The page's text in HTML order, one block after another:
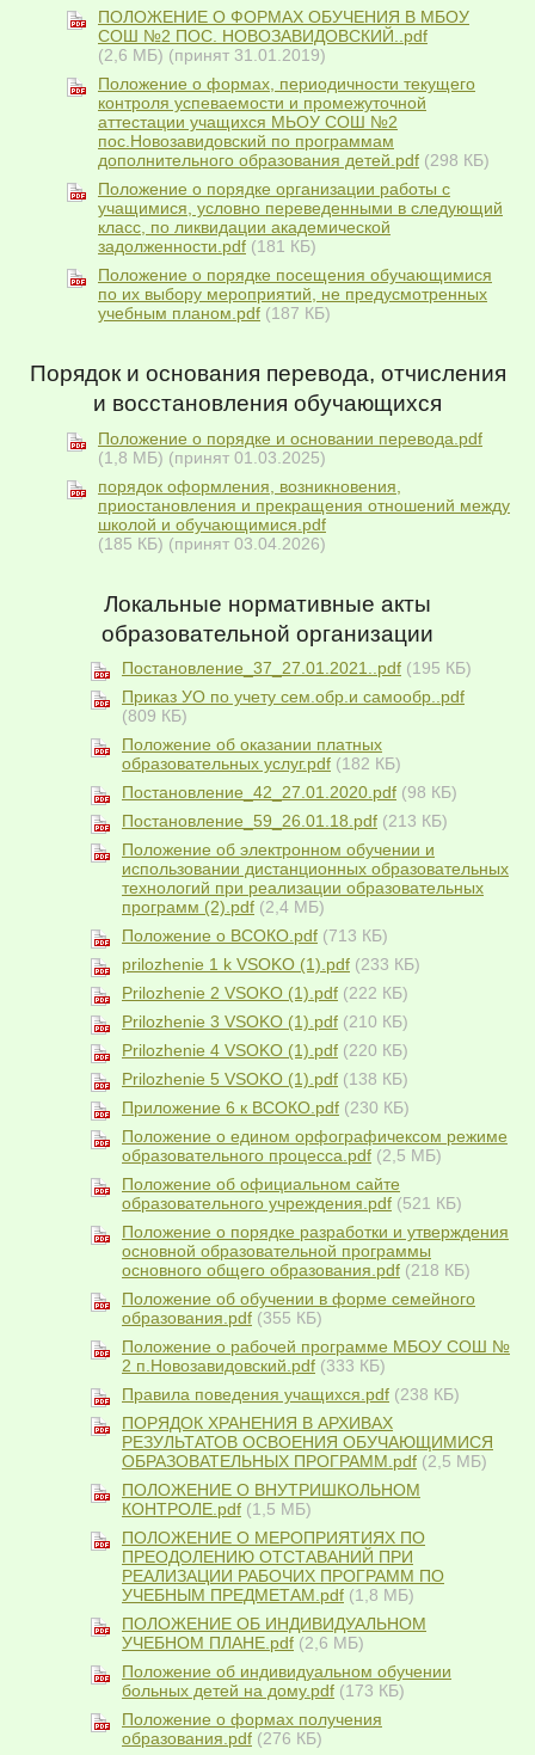
ПОЛОЖЕНИЕ О ФОРМАХ ОБУЧЕНИЯ В МБОУ
СОШ №2 ПОС. НОВОЗАВИДОВСКИЙ..pdf
(2,6 МБ) (принят 31.01.2019)
Положение о формах, периодичности текущего
контроля успеваемости и промежуточной
аттестации учащихся МЬОУ СОШ №2
пос.Новозавидовский по программам
дополнительного образования детей.pdf (298 КБ)
Положение о порядке организации работы с
учащимися, условно переведенными в следующий
класс, по ликвидации академической
задолженности.pdf (181 КБ)
Положение о порядке посещения обучающимися
по их выбору мероприятий, не предусмотренных
учебным планом.pdf (187 КБ)
Порядок и основания перевода, отчисления
и восстановления обучающихся
Положение о порядке и основании перевода.pdf
(1,8 МБ) (принят 01.03.2025)
порядок оформления, возникновения,
приостановления и прекращения отношений между
школой и обучающимися.pdf
(185 КБ) (принят 03.04.2026)
Локальные нормативные акты
образовательной организации
Постановление_37_27.01.2021..pdf (195 КБ)
Приказ УО по учету сем.обр.и самообр..pdf
(809 КБ)
Положение об оказании платных
образовательных услуг.pdf (182 КБ)
Постановление_42_27.01.2020.pdf (98 КБ)
Постановление_59_26.01.18.pdf (213 КБ)
Положение об электронном обучении и
использовании дистанционных образовательных
технологий при реализации образовательных
программ (2).pdf (2,4 МБ)
Положение о ВСОКО.pdf (713 КБ)
prilozhenie 1 k VSOKO (1).pdf (233 КБ)
Prilozhenie 2 VSOKO (1).pdf (222 КБ)
Prilozhenie 3 VSOKO (1).pdf (210 КБ)
Prilozhenie 4 VSOKO (1).pdf (220 КБ)
Prilozhenie 5 VSOKO (1).pdf (138 КБ)
Приложение 6 к ВСОКО.pdf (230 КБ)
Положение о едином орфографичексом режиме
образовательного процесса.pdf (2,5 МБ)
Положение об официальном сайте
образовательного учреждения.pdf (521 КБ)
Положение о порядке разработки и утверждения
основной образовательной программы
основного общего образования.pdf (218 КБ)
Положение об обучении в форме семейного
образования.pdf (355 КБ)
Положение о рабочей программе МБОУ СОШ №
2 п.Новозавидовский.pdf (333 КБ)
Правила поведения учащихся.pdf (238 КБ)
ПОРЯДОК ХРАНЕНИЯ В АРХИВАХ
РЕЗУЛЬТАТОВ ОСВОЕНИЯ ОБУЧАЮЩИМИСЯ
ОБРАЗОВАТЕЛЬНЫХ ПРОГРАММ.pdf (2,5 МБ)
ПОЛОЖЕНИЕ О ВНУТРИШКОЛЬНОМ
КОНТРОЛЕ.pdf (1,5 МБ)
ПОЛОЖЕНИЕ О МЕРОПРИЯТИЯХ ПО
ПРЕОДОЛЕНИЮ ОТСТАВАНИЙ ПРИ
РЕАЛИЗАЦИИ РАБОЧИХ ПРОГРАММ ПО
УЧЕБНЫМ ПРЕДМЕТАМ.pdf (1,8 МБ)
ПОЛОЖЕНИЕ ОБ ИНДИВИДУАЛЬНОМ
УЧЕБНОМ ПЛАНЕ.pdf (2,6 МБ)
Положение об индивидуальном обучении
больных детей на дому.pdf (173 КБ)
Положение о формах получения
образования.pdf (276 КБ)